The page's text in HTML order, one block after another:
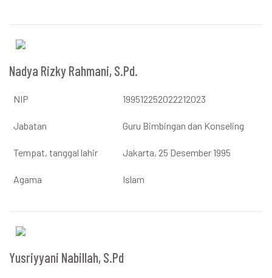
Nadya Rizky Rahmani, S.Pd.
NIP 199512252022212023
Jabatan Guru Bimbingan dan Konseling
Tempat, tanggal lahir Jakarta, 25 Desember 1995
Agama Islam
Yusriyyani Nabillah, S.Pd